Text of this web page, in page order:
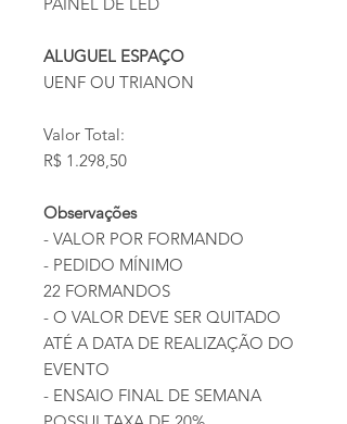
ALUGUEL ESPAÇO
UENF OU TRIANON
Valor Total:
R$ 1.298,50
Observações
- VALOR POR FORMANDO
- PEDIDO MÍNIMO
22 FORMANDOS
- O VALOR DEVE SER QUITADO
ATÉ A DATA DE REALIZAÇÃO DO
EVENTO
- ENSAIO FINAL DE SEMANA